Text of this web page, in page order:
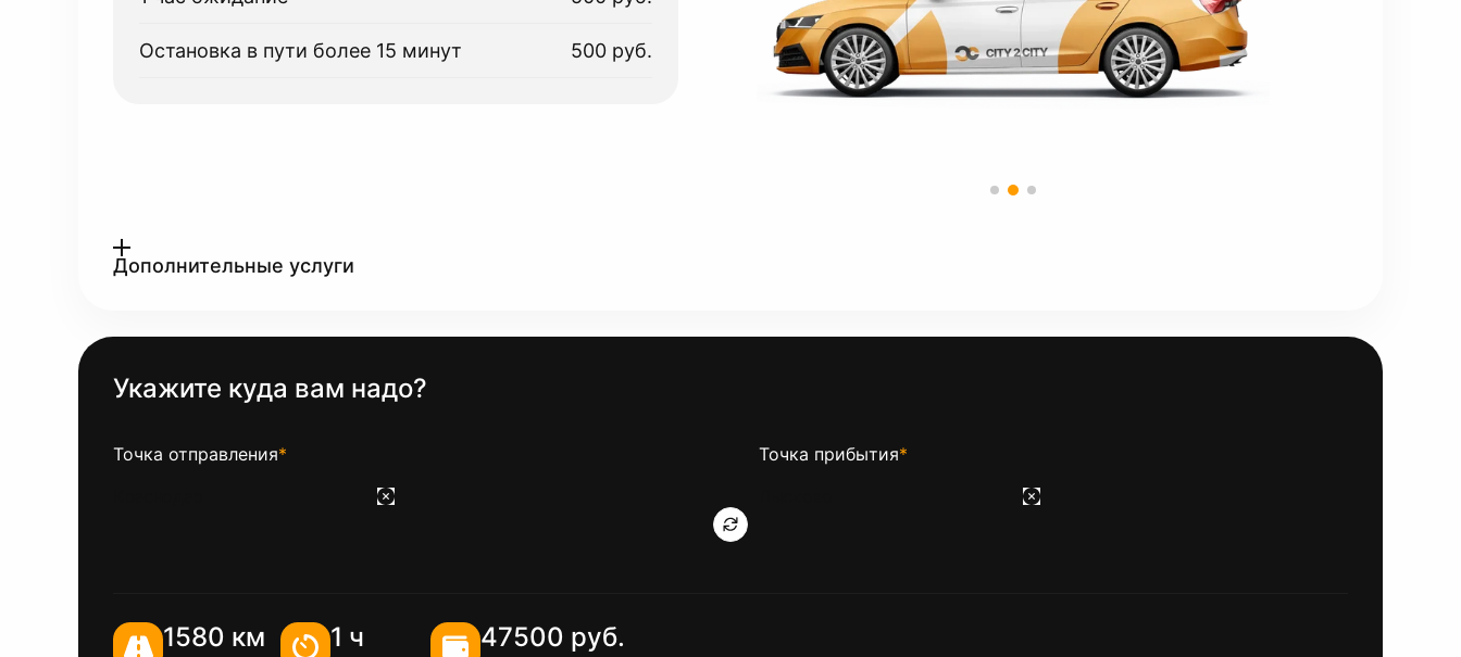
Остановка в пути более 15 минут 500 руб.
Дополнительные услуги
Укажите куда вам надо?
Точка отправления* Точка прибытия*
1580 км 1 ч 47500 руб.